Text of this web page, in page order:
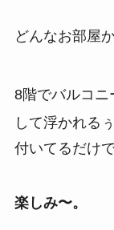
どんなお部屋
8階でバルコニ
して浮かれるぅ
付いてるだけ
楽しみ〜。